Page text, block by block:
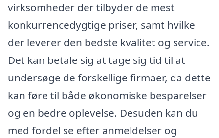
virksomheder der tilbyder de mest
konkurrencedygtige priser, samt hvilke
der leverer den bedste kvalitet og service.
Det kan betale sig at tage sig tid til at
undersøge de forskellige firmaer, da dette
kan føre til både økonomiske besparelser
og en bedre oplevelse. Desuden kan du
med fordel se efter anmeldelser og